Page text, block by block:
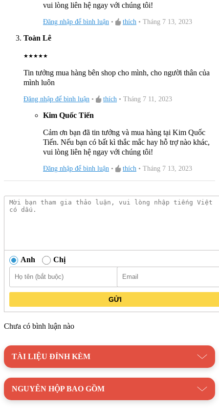
vui lòng liên hệ ngay với chúng tôi!
Đăng nhập để bình luận • thích • Tháng 7 13, 2023
Toàn Lê
★★★★★
Tin tưởng mua hàng bên shop cho mình, cho người thân của
mình luôn
Đăng nhập để bình luận • thích • Tháng 7 11, 2023
Kim Quốc Tiến
Cảm ơn bạn đã tin tưởng và mua hàng tại Kim Quốc
Tiến. Nếu bạn có bất kì thắc mắc hay hỗ trợ nào khác,
vui lòng liên hệ ngay với chúng tôi!
Đăng nhập để bình luận • thích • Tháng 7 13, 2023
Anh Chị
GỬI
Chưa có bình luận nào
TÀI LIỆU ĐÍNH KÈM
NGUYÊN HỘP BAO GỒM